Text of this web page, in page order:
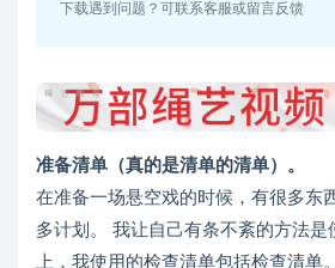
下载遇到问题？可联系客服或留言反馈
准备清单（真的是清单的清单）。
在准备一场悬空戏的时候，有很多东
多计划。 我让自己有条不紊的方法是
上，我使用的检查清单包括检查清单。